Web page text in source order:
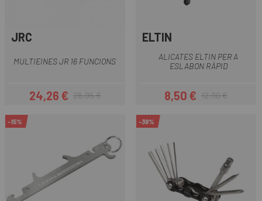
JRC
MULTIEINES JR 16 FUNCIONS
Preu
24,26 €Preu regular
26,95 €
ELTIN
ALICATES ELTIN PER A
ESLABON RÀPID
Preu
8,50 €Preu regular
12,90 €
-15% -38%